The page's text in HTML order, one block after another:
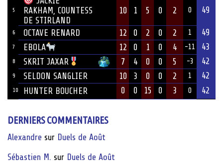
5
RAKHAM, COUNTESS
DE STIRLAND
10 1 5 0 2 0 49
6 OCTAVE RENARD 12 0 2 0 2 1 49
7 EBOLA 12 0 1 0 4 -11 43
8 SKRIT JAXAR 7 4 0 0 5 -3 42
9 SELDON SANGLIER 10 3 0 0 2 1 42
10 HUNTER BOUCHER 0 0 15 0 3 0 42
DERNIERS COMMENTAIRES
Alexandre sur Duels de Août
Sébastien M. sur Duels de Août